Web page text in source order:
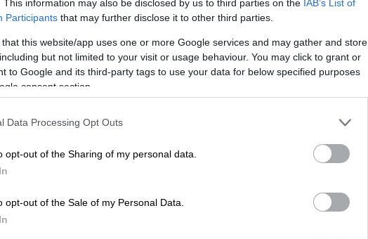
This information may also be disclosed by us to third parties on the IAB’s List of
Participants that may further disclose it to other third parties.
that this website/app uses one or more Google services and may gather and store
but not limited to your visit or usage behaviour. You may click to grant or
to Google and its third-party tags to use your data for below specified purposes
consent section.
Data Processing Opt Outs
opt-out of the Sharing of my personal data.
opt-out of the Sale of my Personal Data.